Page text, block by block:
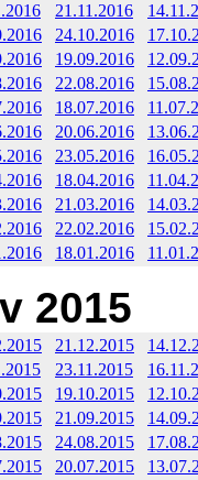
21.11.2016
24.10.2016
19.09.2016
22.08.2016
18.07.2016
20.06.2016
23.05.2016
18.04.2016
21.03.2016
22.02.2016
18.01.2016
2015
21.12.2015
23.11.2015
19.10.2015
21.09.2015
24.08.2015
20.07.2015